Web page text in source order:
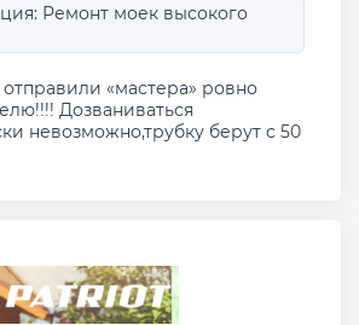
Ремонт моек высокого
«мастера» ровно
Дозваниваться
невозможно,трубку берут с 50